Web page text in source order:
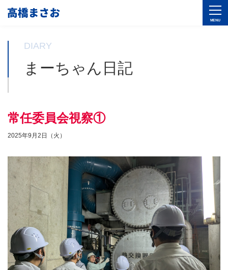
DIARY
まーちゃん日記
常任委員会視察①
2025年9月2日（火）